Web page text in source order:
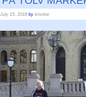
July 15, 2018 bykristine